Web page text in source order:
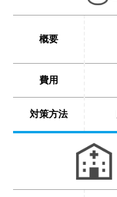
概要
費用
対策方法